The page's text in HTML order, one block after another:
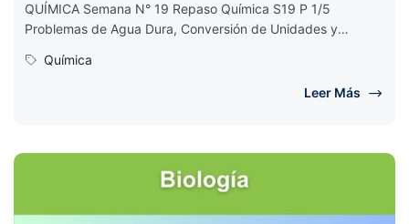
QUÍMICA Semana N° 19 Repaso Química S19 P 1/5
Problemas de Agua Dura, Conversión de Unidades y
Química
Leer Más